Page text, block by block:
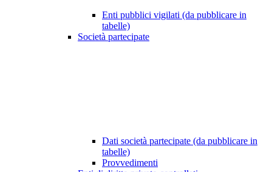
Enti pubblici vigilati (da pubblicare in
tabelle)
Società partecipate
Dati società partecipate (da pubblicare in
tabelle)
Provvedimenti